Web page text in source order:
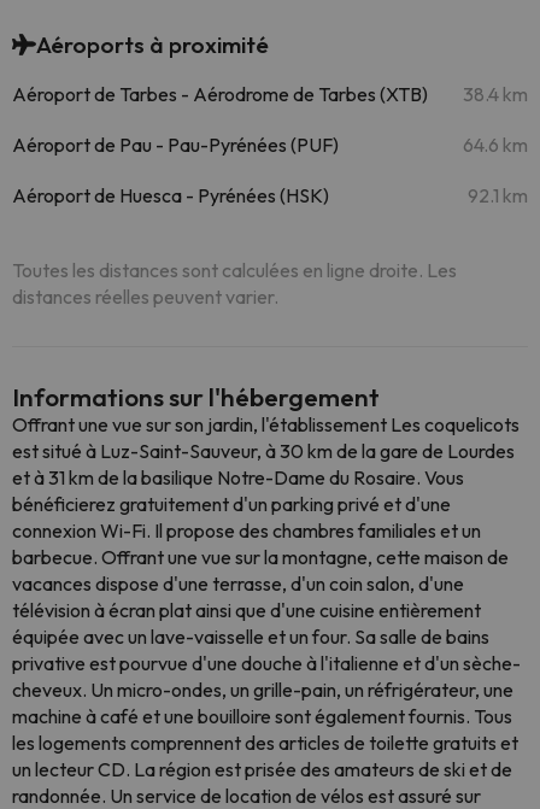
Aéroports à proximité
Aéroport de Tarbes - Aérodrome de Tarbes (XTB) 38.4 km
Aéroport de Pau - Pau-Pyrénées (PUF) 64.6 km
Aéroport de Huesca - Pyrénées (HSK) 92.1 km
Toutes les distances sont calculées en ligne droite. Les
distances réelles peuvent varier.
Informations sur l'hébergement
Offrant une vue sur son jardin, l'établissement Les coquelicots
est situé à Luz-Saint-Sauveur, à 30 km de la gare de Lourdes
et à 31 km de la basilique Notre-Dame du Rosaire. Vous
bénéficierez gratuitement d'un parking privé et d'une
connexion Wi-Fi. Il propose des chambres familiales et un
barbecue. Offrant une vue sur la montagne, cette maison de
vacances dispose d'une terrasse, d'un coin salon, d'une
télévision à écran plat ainsi que d'une cuisine entièrement
équipée avec un lave-vaisselle et un four. Sa salle de bains
privative est pourvue d'une douche à l'italienne et d'un sèche-
cheveux. Un micro-ondes, un grille-pain, un réfrigérateur, une
machine à café et une bouilloire sont également fournis. Tous
les logements comprennent des articles de toilette gratuits et
un lecteur CD. La région est prisée des amateurs de ski et de
randonnée. Un service de location de vélos est assuré sur